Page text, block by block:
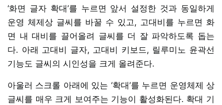
‘화면 글자 확대’를 누르면 앞서 설정한 것과 동일하게
운영 체제상 글씨를 바꿀 수 있고, 고대비를 누르면 화
면 내 대비를 끌어올려 글씨를 더 잘 파악하도록 돕는
다. 아래 고대비 글자, 고대비 키보드, 릴루미노 윤곽선
기능도 글씨의 시인성을 크게 올려준다.
아울러 스크롤 아래에 있는 ‘확대’를 누르면 운영체제 상
글씨를 매우 크게 보여주는 기능이 활성화된다. 확대 기